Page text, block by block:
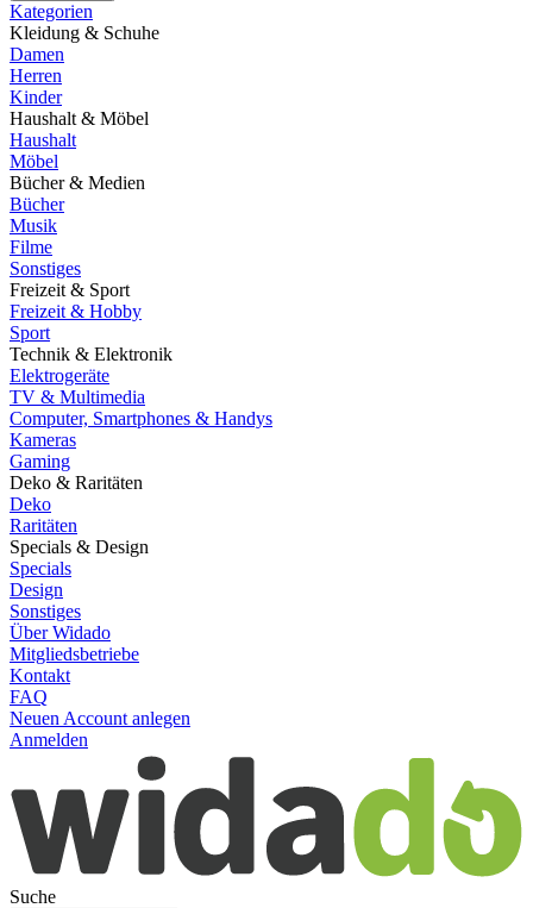
Kategorien
Kleidung & Schuhe
Damen
Herren
Kinder
Haushalt & Möbel
Haushalt
Möbel
Bücher & Medien
Bücher
Musik
Filme
Sonstiges
Freizeit & Sport
Freizeit & Hobby
Sport
Technik & Elektronik
Elektrogeräte
TV & Multimedia
Computer, Smartphones & Handys
Kameras
Gaming
Deko & Raritäten
Deko
Raritäten
Specials & Design
Specials
Design
Sonstiges
Über Widado
Mitgliedsbetriebe
Kontakt
FAQ
Neuen Account anlegen
Anmelden
Suche